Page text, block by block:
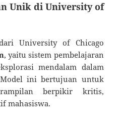
Unik di University of
University of Chicago
, yaitu sistem pembelajaran
mendalam dalam
ini bertujuan untuk
berpikir kritis,
mahasiswa.